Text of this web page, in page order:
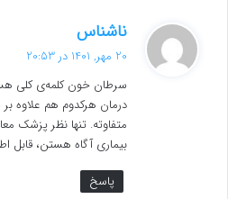
ناشناس
ف
:
20 مهر, 1401 در 20:53
سرطان خون کلمه‌ی کلی
درمان هرکدوم هم علاوه بر
متفاوته. تنها نظر پزشک
بیماری آگاه هستن، قابل
پاسخ